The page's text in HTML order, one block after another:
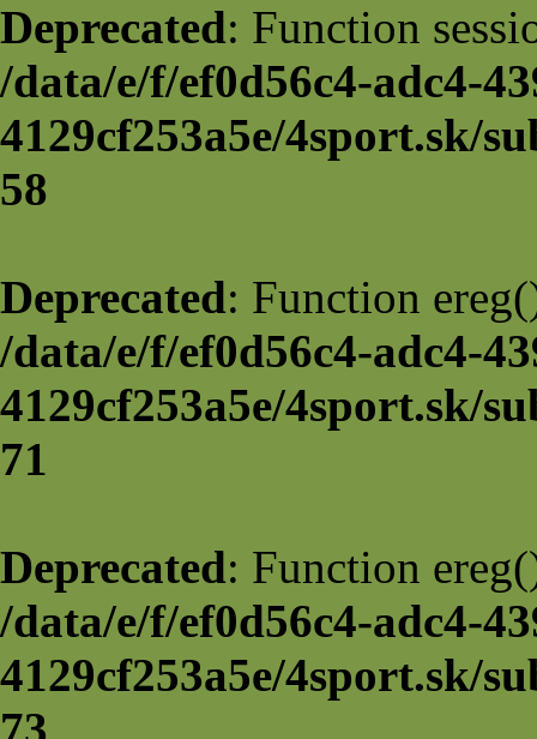
Deprecated: Function
/data/e/f/ef0d56c4-adc4-
4129cf253a5e/4sport.sk/
58
Deprecated: Function
/data/e/f/ef0d56c4-adc4-
4129cf253a5e/4sport.sk/
71
Deprecated: Function
/data/e/f/ef0d56c4-adc4-
4129cf253a5e/4sport.sk/